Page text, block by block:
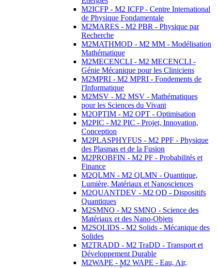
M2ICFP - M2 ICFP - Centre International
de Physique Fondamentale
M2MARES - M2 PBR - Physique par
Recherche
M2MATHMOD - M2 MM - Modélisation
Mathématique
M2MECENCLI - M2 MECENCLI -
Génie Mécanique pour les Cliniciens
M2MPRI - M2 MPRI - Fondements de
l'Informatique
M2MSV - M2 MSV - Mathématiques
pour les Sciences du Vivant
M2OPTIM - M2 OPT - Optimisation
M2PIC - M2 PIC - Projet, Innovation,
Conception
M2PLASPHYFUS - M2 PPF - Physique
des Plasmas et de la Fusion
M2PROBFIN - M2 PF - Probabilités et
Finance
M2QLMN - M2 QLMN - Quantique,
Lumière, Matériaux et Nanosciences
M2QUANTDEV - M2 QD - Dispositifs
Quantiques
M2SMNO - M2 SMNO - Science des
Matériaux et des Nano-Objets
M2SOLIDS - M2 Solids - Mécanique des
Solides
M2TRADD - M2 TraDD - Transport et
Développement Durable
M2WAPE - M2 WAPE - Eau, Air,